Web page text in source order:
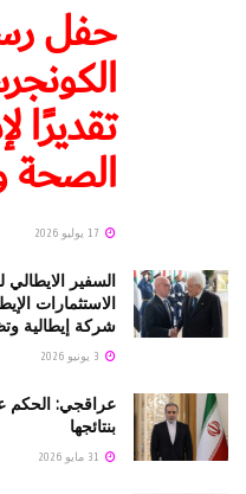
حفل
تقديرًا
الصحة
السفير
شركة إيطالية
عراقجي: الحكم
بنتائجها